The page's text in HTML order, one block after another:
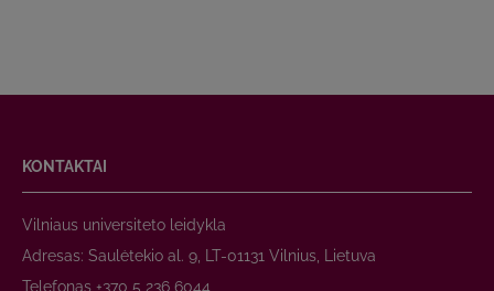
KONTAKTAI
Vilniaus universiteto leidykla
Adresas: Saulėtekio al. 9, LT-01131 Vilnius, Lietuva
Telefonas +370 5 236 6044